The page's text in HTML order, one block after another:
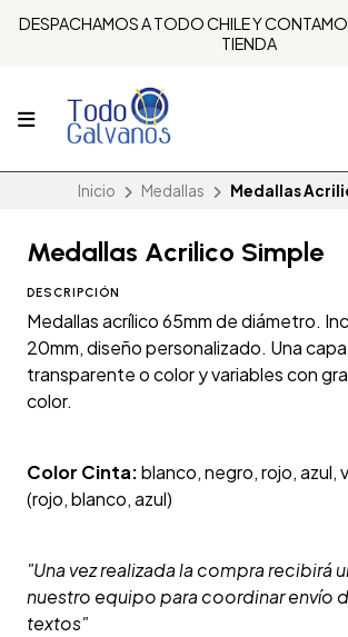
DESPACHAMOS A TODO CHILE Y
TIENDA
Inicio Medallas Medallas
Medallas Acrilico Simple
DESCRIPCIÓN
Medallas acrílico 65mm de diámetro.
20mm, diseño personalizado. Una
transparente o color y variables con
color.
Color Cinta:blanco, negro, rojo, azul,
(rojo, blanco, azul)
"Una vez realizada la compra recibirá
nuestro equipo para coordinar envío
textos"